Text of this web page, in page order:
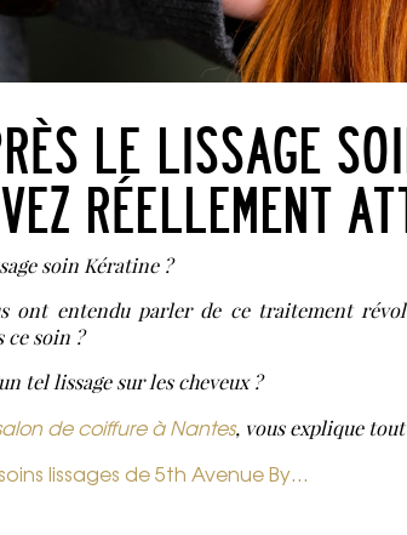
LE LISSAGE
RÉELLEMENT
soin Kératine ?
ont entendu parler de ce traitement
ce soin ?
tel lissage sur les cheveux ?
de coiffure à Nantes, vous explique
lissages de 5th Avenue By…